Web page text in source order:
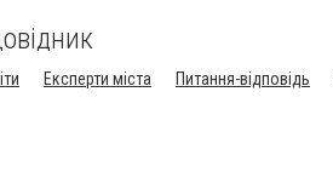
Експерти міста Питання-відповідь